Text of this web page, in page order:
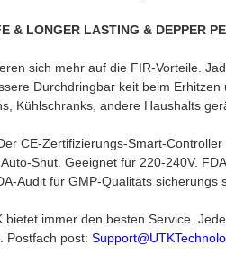
& LONGER LASTING & DEPPER
sich mehr auf die FIR-Vorteile.
Durchdringbar keit beim
Kühlschranks, andere Haushalts
CE-Zertifizierungs-Smart-
Shut. Geeignet für 220-240V.
Audit für GMP-Qualitäts sicherungs
bietet immer den besten Service.
Postfach post: